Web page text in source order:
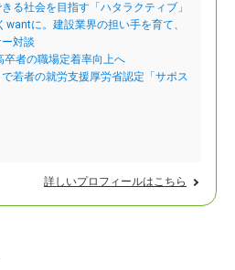
る社会を目指す「ハタラクティブ」
wantに。建設業界の担い手を育て、
対談
卒者の職場定着率向上へ
若者の就労支援厚労省認定「サポス
詳しいプロフィールはこちら